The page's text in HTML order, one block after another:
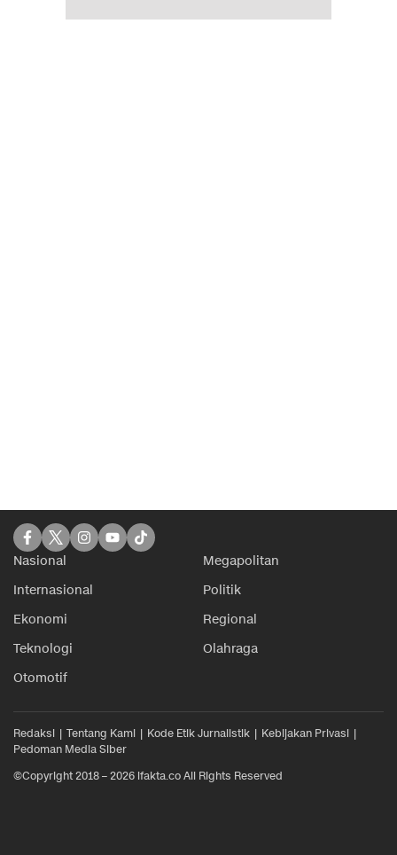
Nasional
Megapolitan
Internasional
Politik
Ekonomi
Regional
Teknologi
Olahraga
Otomotif
Redaksi Tentang Kami Kode Etik Jurnalistik
Kebijakan Privasi
Pedoman Media Siber
©Copyright 2018 – 2026 ifakta.co All Rights Reserved